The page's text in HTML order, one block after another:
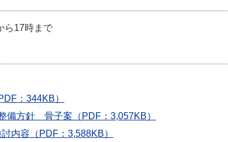
ら17時まで
：344KB）
備方針 骨子案（PDF：3,057KB）
内容（PDF：3,588KB）